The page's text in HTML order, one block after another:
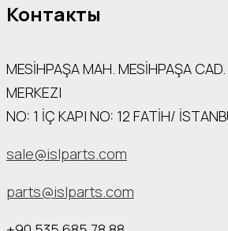
Контакты
MESİHPAŞA МАН. MESİHPAŞA CAD.
MERKEZI
NO: 1 İÇ КАРI NO: 12 FATİH/
sale@islparts.com
parts@islparts.com